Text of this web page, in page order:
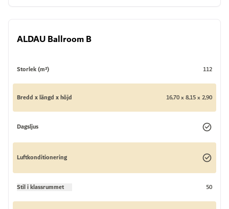
ALDAU Ballroom B
Storlek (m²) 112
Bredd x längd x höjd 16,70 x 8,15 x 2,90
Dagsljus
Luftkonditionering
Stil i klassrummet 50